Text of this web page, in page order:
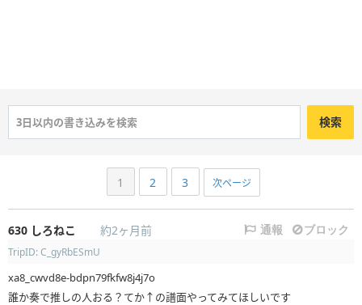
検索
1 2 3 次ページ
630 しろねこ 約2ヶ月前 通報 ブロック
TripID: C_gyRbESmU
xa8_cwvd8e-bdpn79fkfw8j4j7o
誰か奏で推しの人おる？てか↑の譜面やってみてほしいです